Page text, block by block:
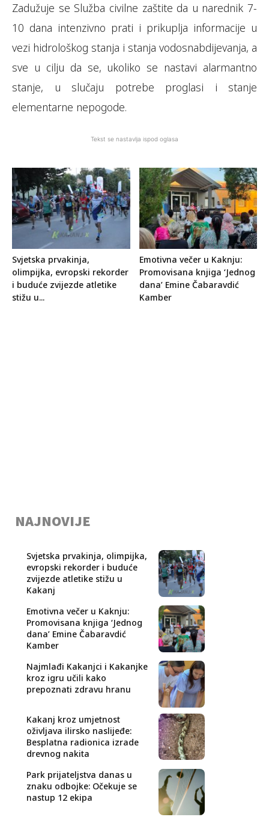
Zadužuje se Služba civilne zaštite da u narednik 7-
10 dana intenzivno prati i prikuplja informacije u
vezi hidrološkog stanja i stanja vodosnabdijevanja, a
sve u cilju da se, ukoliko se nastavi alarmantno
stanje, u slučaju potrebe proglasi i stanje
elementarne nepogode.
Tekst se nastavlja ispod oglasa
Svjetska prvakinja,
olimpijka, evropski rekorder
i buduće zvijezde atletike
stižu u...
Emotivna večer u Kaknju:
Promovisana knjiga ‘Jednog
dana’ Emine Čabaravdić
Kamber
NAJNOVIJE
Svjetska prvakinja, olimpijka,
evropski rekorder i buduće
zvijezde atletike stižu u
Kakanj
Emotivna večer u Kaknju:
Promovisana knjiga ‘Jednog
dana’ Emine Čabaravdić
Kamber
Najmlađi Kakanjci i Kakanjke
kroz igru učili kako
prepoznati zdravu hranu
Kakanj kroz umjetnost
oživljava ilirsko naslijeđe:
Besplatna radionica izrade
drevnog nakita
Park prijateljstva danas u
znaku odbojke: Očekuje se
nastup 12 ekipa